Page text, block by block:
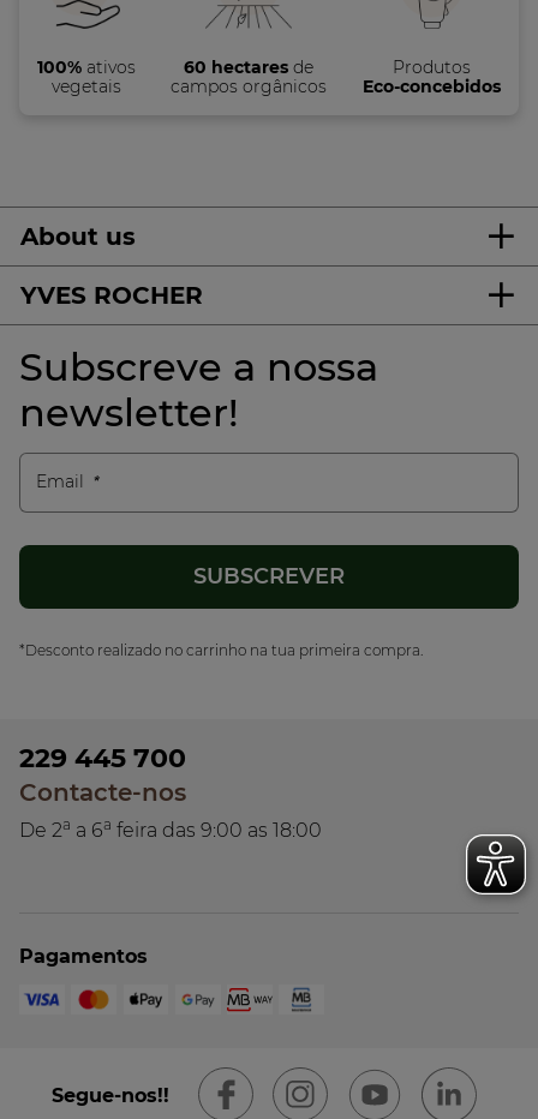
100%ativos
vegetais
60 hectares de
campos orgânicos
Produtos
Eco-concebidos
About us
YVES ROCHER
Subscreve a nossa
newsletter!
Email
*Desconto realizado no carrinho na tua primeira compra.
229 445 700
Contacte-nos
De 2a a 6a feira das 9:00 as 18:00
Pagamentos
Segue-nos!!